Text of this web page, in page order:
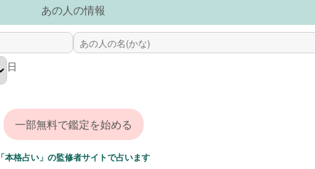
あの人の情報
日
「本格占い」の監修者サイトで占います